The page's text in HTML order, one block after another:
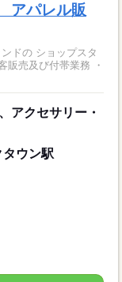
パレル販
ドの ショップスタ
販売及び付帯業務 ・
アクセサリー・
ウン駅